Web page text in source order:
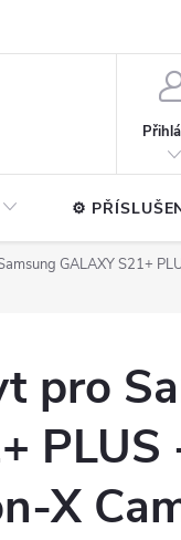
⚙️
GALAXY S21+
pro
PLUS
X